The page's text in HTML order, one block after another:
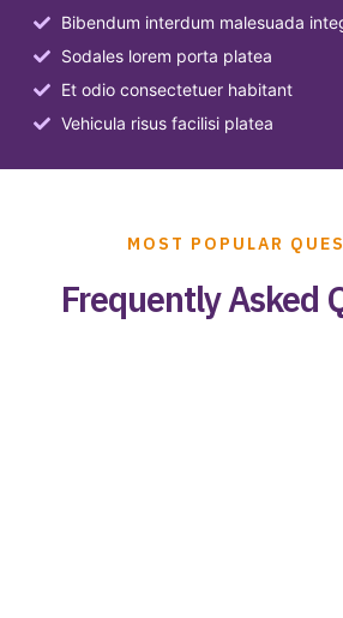
Bibendum interdum malesuada
Sodales lorem porta platea
Et odio consectetuer habitant
Vehicula risus facilisi platea
MOST POPULAR
Frequently Asked